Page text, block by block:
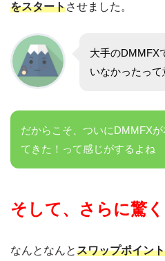
をスタートさせました。
大手のDMMFX
いなかったって
だからこそ、ついにDMMFXが
てきた！って感じがするよね
そして、さらに驚
なんとなんとスワップポイン